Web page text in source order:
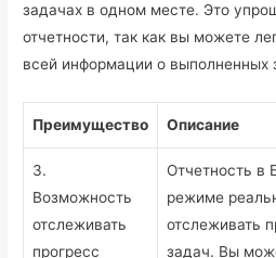
задачах в одном месте. Это
отчетности, так как вы можете
всей информации о выполненных
Преимущество Описание
3.
Возможность
отслеживать
прогресс
Отчетность в
режиме
отслеживать
задач. Вы